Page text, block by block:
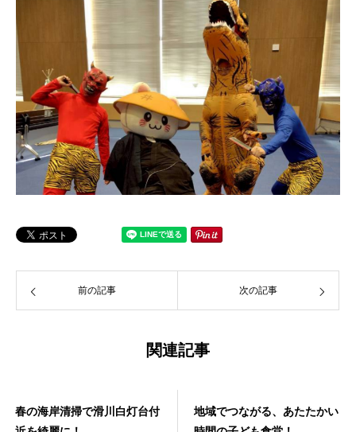
前の記事 次の記事
関連記事
春の海岸清掃で滑川白灯台付
地域でつながる、あたたかい